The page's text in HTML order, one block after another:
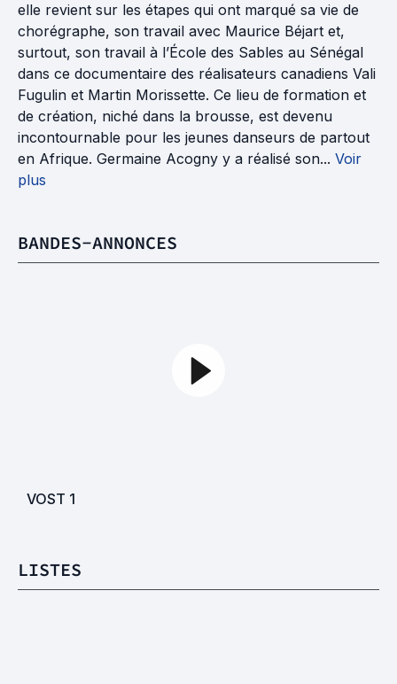
elle revient sur les étapes qui ont marqué sa vie de
chorégraphe, son travail avec Maurice Béjart et,
surtout, son travail à l’École des Sables au Sénégal
dans ce documentaire des réalisateurs canadiens Vali
Fugulin et Martin Morissette. Ce lieu de formation et
de création, niché dans la brousse, est devenu
incontournable pour les jeunes danseurs de partout
en Afrique. Germaine Acogny y a réalisé son... Voir
plus
BANDES-ANNONCES
VOST 1
LISTES